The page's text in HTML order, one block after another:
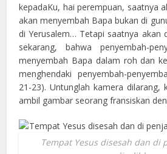
kepadaKu, hai perempuan, saatnya
akan menyembah Bapa bukan di
di Yerusalem… Tetapi saatnya akan
sekarang, bahwa penyembah-
menyembah Bapa dalam roh dan
menghendaki penyembah-
21-23). Untunglah kamera dilarang,
ambil gambar seorang fransiskan
Tempat Yesus disesah dan di